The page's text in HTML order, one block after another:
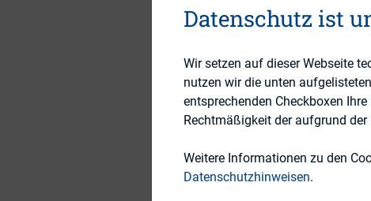
Die
10. November 2014
Datenschutz ist
Wir setzen auf dieser Webseite
nutzen wir die unten
entsprechenden Checkboxen
Rechtmäßigkeit der aufgrund
Weitere Informationen zu den
Datenschutzhinweisen.